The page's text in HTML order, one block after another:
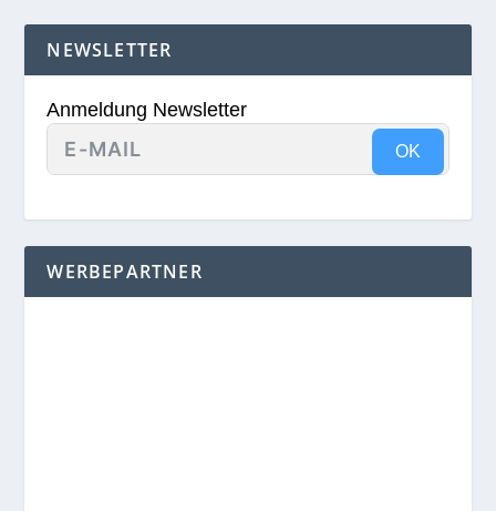
NEWSLETTER
Anmeldung Newsletter
OK
WERBEPARTNER